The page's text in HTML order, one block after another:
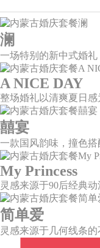
澜
A NICE DAY
囍宴
My Princess
简单爱